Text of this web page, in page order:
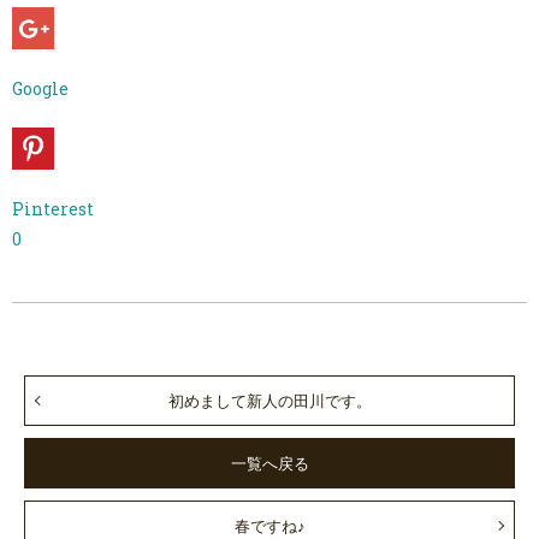
Google
Pinterest
0
初めまして新人の田川です。
一覧へ戻る
春ですね♪